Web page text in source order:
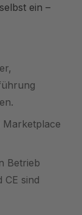
ein –
Betrieb
CE sind